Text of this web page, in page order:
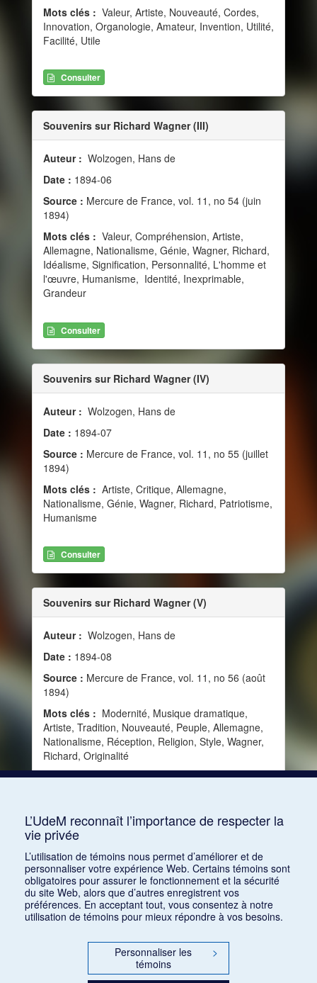
Mots clés : Valeur, Artiste, Nouveauté, Cordes,
Innovation, Organologie, Amateur, Invention, Utilité,
Facilité, Utile
Consulter
Souvenirs sur Richard Wagner (III)
Auteur : Wolzogen, Hans de
Date : 1894-06
Source : Mercure de France, vol. 11, no 54 (juin
1894)
Mots clés : Valeur, Compréhension, Artiste,
Allemagne, Nationalisme, Génie, Wagner, Richard,
Idéalisme, Signification, Personnalité, L'homme et
l'œuvre, Humanisme, Identité, Inexprimable,
Grandeur
Consulter
Souvenirs sur Richard Wagner (IV)
Auteur : Wolzogen, Hans de
Date : 1894-07
Source : Mercure de France, vol. 11, no 55 (juillet
1894)
Mots clés : Artiste, Critique, Allemagne,
Nationalisme, Génie, Wagner, Richard, Patriotisme,
Humanisme
Consulter
Souvenirs sur Richard Wagner (V)
Auteur : Wolzogen, Hans de
Date : 1894-08
Source : Mercure de France, vol. 11, no 56 (août
1894)
Mots clés : Modernité, Musique dramatique,
Artiste, Tradition, Nouveauté, Peuple, Allemagne,
Nationalisme, Réception, Religion, Style, Wagner,
Richard, Originalité
1 2 3 4 5 … 119
L’UdeM reconnaît l’importance de respecter la
vie privée
L’utilisation de témoins nous permet d’améliorer et de
personnaliser votre expérience Web. Certains témoins sont
obligatoires pour assurer le fonctionnement et la sécurité
du site Web, alors que d’autres enregistrent vos
préférences. En acceptant tout, vous consentez à notre
utilisation de témoins pour mieux répondre à vos besoins.
Personnaliser les
témoins
>